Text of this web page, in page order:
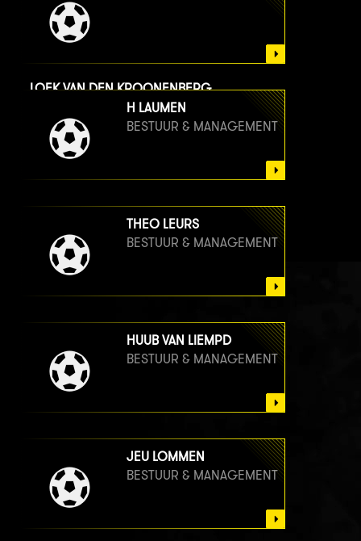
LOEK VAN DEN KROONENBERG
BESTUUR & MANAGEMENT
H LAUMEN
BESTUUR & MANAGEMENT
THEO LEURS
BESTUUR & MANAGEMENT
HUUB VAN LIEMPD
BESTUUR & MANAGEMENT
JEU LOMMEN
BESTUUR & MANAGEMENT